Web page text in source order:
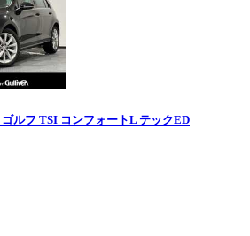
ゴルフ TSI コンフォートL テックED